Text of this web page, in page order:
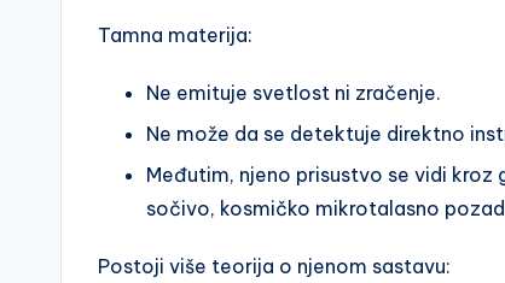
Tamna materija:
Ne emituje svetlost ni zračenje.
Ne može da se detektuje direktno
Međutim, njeno prisustvo se vidi
sočivo, kosmičko mikrotalasno
Postoji više teorija o njenom sastavu: